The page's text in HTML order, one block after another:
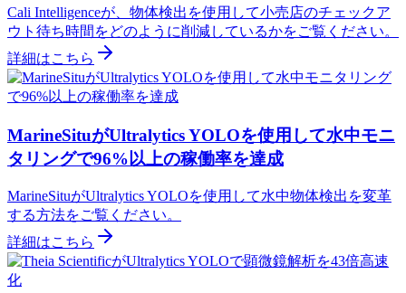
Cali Intelligenceが、物体検出を使用して小売店のチェックア
ウト待ち時間をどのように削減しているかをご覧ください。
詳細はこちら
MarineSituがUltralytics YOLOを使用して水中モニ
タリングで96%以上の稼働率を達成
MarineSituがUltralytics YOLOを使用して水中物体検出を変革
する方法をご覧ください。
詳細はこちら